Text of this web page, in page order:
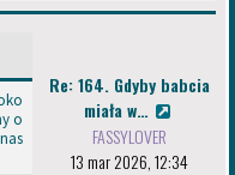
Administracja Edenu.
o
Re: 164. Gdyby babcia
miała w…
FASSYLOVER
13 mar 2026, 12:34